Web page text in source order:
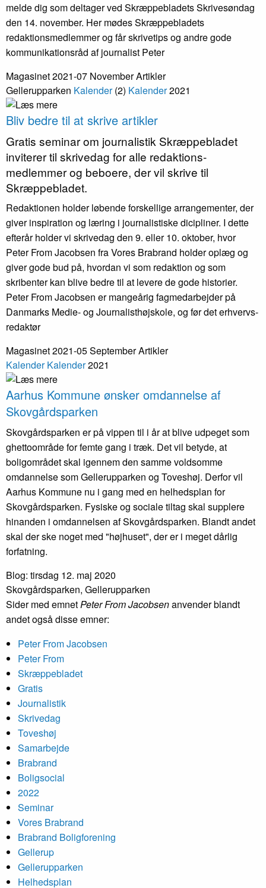
melde dig som deltager ved Skræppebladets Skrivesøndag
den 14. november. Her mødes Skræppebladets
redaktionsmedlemmer og får skrivetips og andre gode
kommunikationsråd af journalist Peter
Magasinet 2021-07 NovemberArtikler
Gellerupparken Kalender (2) Kalender2021
Bliv bedre til at skrive artikler
Gratis seminar om journalistik Skræppe­bladet
inviterer til skrivedag for alle redaktions­
medlemmer og beboere, der vil skrive til
Skræppe­bladet.
Redaktionen holder løbende forskellige arrangementer, der
giver inspiration og læring i journalistiske dicipliner. I dette
efterår holder vi skrivedag den 9. eller 10. oktober, hvor
Peter From Jacobsen fra Vores Brabrand holder oplæg og
giver gode bud på, hvordan vi som redaktion og som
skribenter kan blive bedre til at levere de gode historier.
Peter From Jacobsen er mangeårig fagmedarbejder på
Danmarks Medie- og Journalisthøjskole, og før det erhvervs­
redaktør
Magasinet 2021-05 SeptemberArtikler
Kalender Kalender2021
Aarhus Kommune ønsker omdannelse af
Skovgårds­parken
Skovgårdsparken er på vippen til i år at blive udpeget som
ghettoområde for femte gang i træk. Det vil betyde, at
boligområdet skal igennem den samme voldsomme
omdannelse som Gellerupparken og Toveshøj. Derfor vil
Aarhus Kommune nu i gang med en helhedsplan for
Skovgårdsparken. Fysiske og sociale tiltag skal supplere
hinanden i omdannelsen af Skovgårdsparken. Blandt andet
skal der ske noget med "højhuset", der er i meget dårlig
forfatning.
Blog: tirsdag 12. maj 2020
Skovgårdsparken, Gellerupparken
Sider med emnet Peter From Jacobsenanvender blandt
andet også disse emner:
Peter From Jacobsen
Peter From
Skræppe­bladet
Gratis
Journalistik
Skrivedag
Toveshøj
Samarbejde
Brabrand
Boligsocial
2022
Seminar
Vores Brabrand
Brabrand Bolig­forening
Gellerup
Gellerup­parken
Helheds­plan